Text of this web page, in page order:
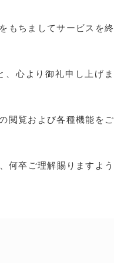
もちましてサービスを終
、心より御礼申し上げま
閲覧および各種機能をご
何卒ご理解賜りますよう